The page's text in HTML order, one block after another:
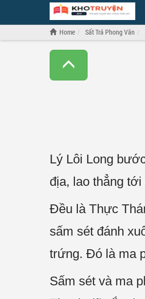
Home Sất Trá Phong Vân
Lý Lôi Long
địa, lao thẳng
Đều là Thực
sấm sét đánh
trứng. Đó là ma
Sấm sét và ma